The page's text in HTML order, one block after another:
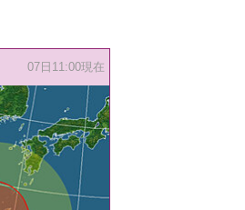
07日11:00現在